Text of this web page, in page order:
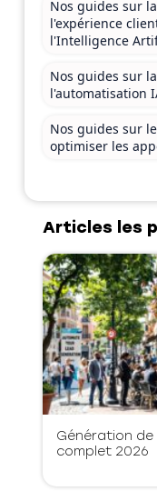
Nos guides sur
l'expérience
l'Intelligence
Nos guides sur
l'automatisation
Nos guides sur
optimiser les
Articles les
Génération
complet 2026